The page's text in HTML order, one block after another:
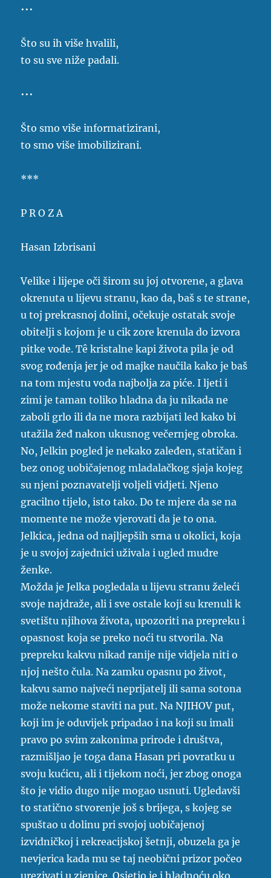
•••
Što su ih više hvalili,
to su sve niže padali.
•••
Što smo više informatizirani,
to smo više imobilizirani.
***
P R O Z A
Hasan Izbrisani
Velike i lijepe oči širom su joj otvorene, a glava
okrenuta u lijevu stranu, kao da, baš s te strane,
u toj prekrasnoj dolini, očekuje ostatak svoje
obitelji s kojom je u cik zore krenula do izvora
pitke vode. Tê kristalne kapi života pila je od
svog rođenja jer je od majke naučila kako je baš
na tom mjestu voda najbolja za piće. I ljeti i
zimi je taman toliko hladna da ju nikada ne
zaboli grlo ili da ne mora razbijati led kako bi
utažila žeđ nakon ukusnog večernjeg obroka.
No, Jelkin pogled je nekako zaleđen, statičan i
bez onog uobičajenog mladalačkog sjaja kojeg
su njeni poznavatelji voljeli vidjeti. Njeno
gracilno tijelo, isto tako. Do te mjere da se na
momente ne može vjerovati da je to ona.
Jelkica, jedna od najljepših srna u okolici, koja
je u svojoj zajednici uživala i ugled mudre
ženke.
Možda je Jelka pogledala u lijevu stranu želeći
svoje najdraže, ali i sve ostale koji su krenuli k
svetištu njihova života, upozoriti na prepreku i
opasnost koja se preko noći tu stvorila. Na
prepreku kakvu nikad ranije nije vidjela niti o
njoj nešto čula. Na zamku opasnu po život,
kakvu samo najveći neprijatelj ili sama sotona
može nekome staviti na put. Na NJIHOV put,
koji im je oduvijek pripadao i na koji su imali
pravo po svim zakonima prirode i društva,
razmišljao je toga dana Hasan pri povratku u
svoju kućicu, ali i tijekom noći, jer zbog onoga
što je vidio dugo nije mogao usnuti. Ugledavši
to statično stvorenje još s brijega, s kojeg se
spuštao u dolinu pri svojoj uobičajenoj
izvidničkoj i rekreacijskoj šetnji, obuzela ga je
nevjerica kada mu se taj neobični prizor počeo